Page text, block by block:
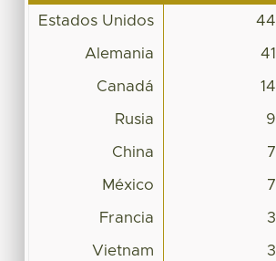
Estados Unidos 44
Alemania 41
Canadá 14
Rusia 9
China 7
México 7
Francia 3
Vietnam 3